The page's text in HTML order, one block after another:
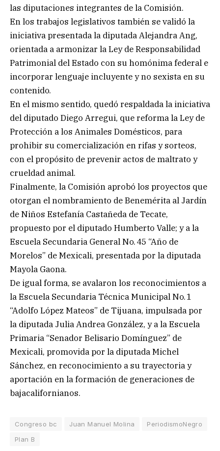
las diputaciones integrantes de la Comisión.
En los trabajos legislativos también se validó la
iniciativa presentada la diputada Alejandra Ang,
orientada a armonizar la Ley de Responsabilidad
Patrimonial del Estado con su homónima federal e
incorporar lenguaje incluyente y no sexista en su
contenido.
En el mismo sentido, quedó respaldada la iniciativa
del diputado Diego Arregui, que reforma la Ley de
Protección a los Animales Domésticos, para
prohibir su comercialización en rifas y sorteos,
con el propósito de prevenir actos de maltrato y
crueldad animal.
Finalmente, la Comisión aprobó los proyectos que
otorgan el nombramiento de Benemérita al Jardín
de Niños Estefanía Castañeda de Tecate,
propuesto por el diputado Humberto Valle; y a la
Escuela Secundaria General No. 45 “Año de
Morelos” de Mexicali, presentada por la diputada
Mayola Gaona.
De igual forma, se avalaron los reconocimientos a
la Escuela Secundaria Técnica Municipal No. 1
“Adolfo López Mateos” de Tijuana, impulsada por
la diputada Julia Andrea González, y a la Escuela
Primaria “Senador Belisario Domínguez” de
Mexicali, promovida por la diputada Michel
Sánchez, en reconocimiento a su trayectoria y
aportación en la formación de generaciones de
bajacalifornianos.
Congreso bc Juan Manuel Molina
PeriodismoNegro
Plan B